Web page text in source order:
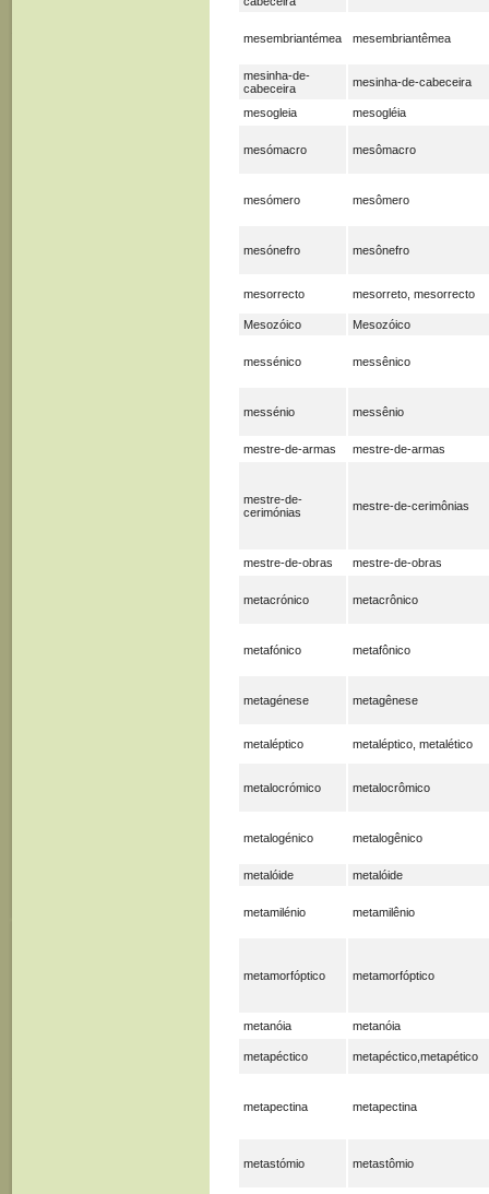
mesembriantémea mesembriantêmea
mesinha-de-
cabeceira
mesinha-de-cabeceira
mesogleia mesogléia
mesómacro mesômacro
mesómero mesômero
mesónefro mesônefro
mesorrecto mesorreto, mesorrecto
Mesozóico Mesozóico
messénico messênico
messénio messênio
mestre-de-armas mestre-de-armas
mestre-de-
cerimónias
mestre-de-cerimônias
mestre-de-obras mestre-de-obras
metacrónico metacrônico
metafónico metafônico
metagénese metagênese
metaléptico metaléptico, metalético
metalocrómico metalocrômico
metalogénico metalogênico
metalóide metalóide
metamilénio metamilênio
metamorfóptico metamorfóptico
metanóia metanóia
metapéctico metapéctico,metapético
metapectina metapectina
metastómio metastômio